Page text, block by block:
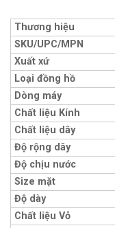
Thương hiệu
SKU/UPC/MPN
Xuất xứ
Loại đồng hồ
Dòng máy
Chất liệu Kính
Chất liệu dây
Độ rộng dây
Độ chịu nước
Size mặt
Độ dày
Chất liệu Vỏ